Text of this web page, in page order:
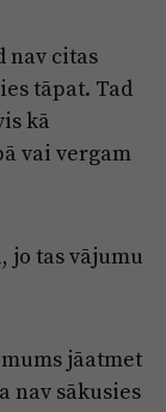
nav citas
tāpat. Tad
kā
vai vergam
tas vājumu
jāatmet
nav sākusies